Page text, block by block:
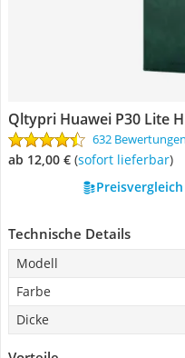
Qltypri Huawei P30 Lite
632 Bewertungen
ab 12,00 € ( Sofort lieferbar)
Technische Details
Modell
Farbe
Dicke